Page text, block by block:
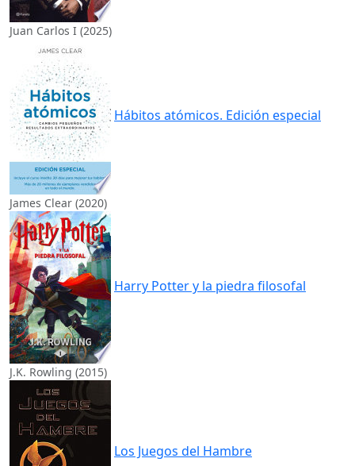
Juan Carlos I (2025)
Hábitos atómicos. Edición especial
James Clear (2020)
Harry Potter y la piedra filosofal
J.K. Rowling (2015)
Los Juegos del Hambre